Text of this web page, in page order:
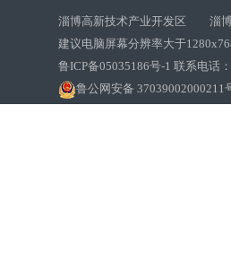
淄博高新技术产业开发区 淄博
建议电脑屏幕分辨率大于
鲁ICP备05035186号-1 联系电话
鲁公网安备 37039002000211